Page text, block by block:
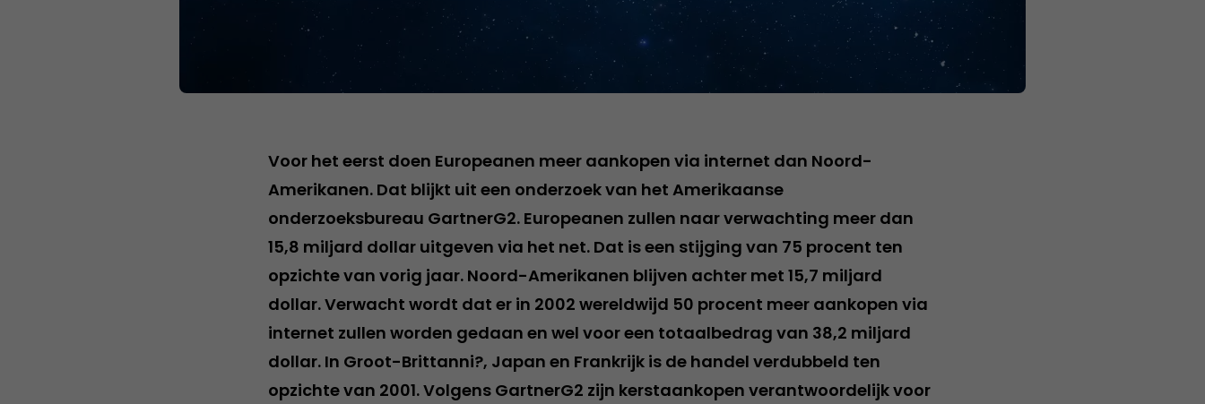
Voor het eerst doen Europeanen meer aankopen via internet dan Noord-
Amerikanen. Dat blijkt uit een onderzoek van het Amerikaanse
onderzoeksbureau GartnerG2. Europeanen zullen naar verwachting meer dan
15,8 miljard dollar uitgeven via het net. Dat is een stijging van 75 procent ten
opzichte van vorig jaar. Noord-Amerikanen blijven achter met 15,7 miljard
dollar. Verwacht wordt dat er in 2002 wereldwijd 50 procent meer aankopen via
internet zullen worden gedaan en wel voor een totaalbedrag van 38,2 miljard
dollar. In Groot-Brittanni?, Japan en Frankrijk is de handel verdubbeld ten
opzichte van 2001. Volgens GartnerG2 zijn kerstaankopen verantwoordelijk voor